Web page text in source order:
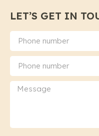
LET’S GET IN